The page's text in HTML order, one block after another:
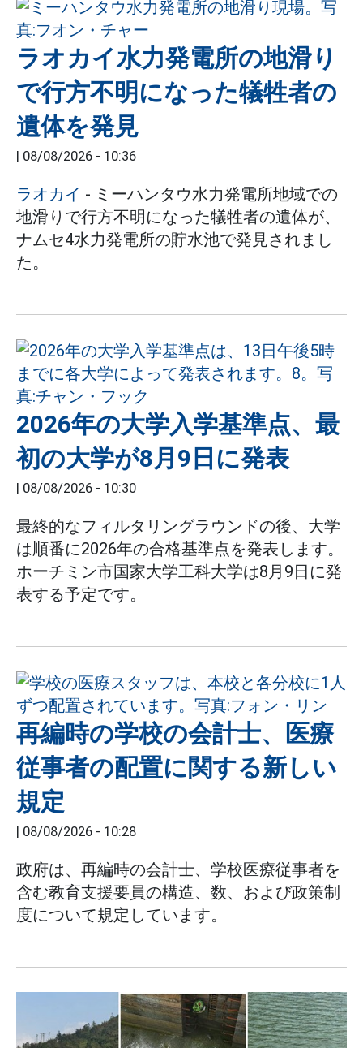
ラオカイ水力発電所の地滑り
で行方不明になった犠牲者の
遺体を発見
| 08/08/2026 - 10:36
ラオカイ - ミーハンタウ水力発電所地域での
地滑りで行方不明になった犠牲者の遺体が、
ナムセ4水力発電所の貯水池で発見されまし
た。
2026年の大学入学基準点、最
初の大学が8月9日に発表
| 08/08/2026 - 10:30
最終的なフィルタリングラウンドの後、大学
は順番に2026年の合格基準点を発表します。
ホーチミン市国家大学工科大学は8月9日に発
表する予定です。
再編時の学校の会計士、医療
従事者の配置に関する新しい
規定
| 08/08/2026 - 10:28
政府は、再編時の会計士、学校医療従事者を
含む教育支援要員の構造、数、および政策制
度について規定しています。